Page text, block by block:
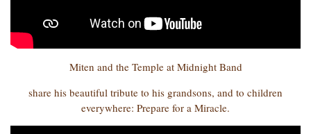
Miten and the Temple at Midnight Band
share his beautiful tribute to his grandsons, and to children
everywhere: Prepare for a Miracle.